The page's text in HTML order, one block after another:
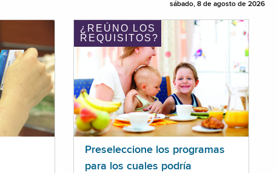
sábado, 8 de agosto de 2026
¿REÚNO LOS
REQUISITOS?
Preseleccione los programas
para los cuales podría